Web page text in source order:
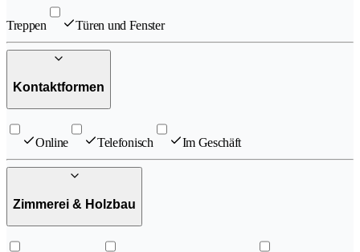
Treppen Türen und Fenster
Kontaktformen
Online Telefonisch Im Geschäft
Zimmerei & Holzbau